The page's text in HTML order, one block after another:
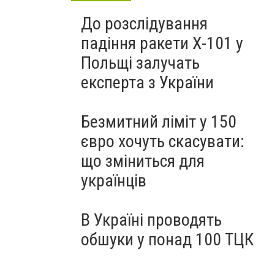
До розслідування
падіння ракети Х-101 у
Польщі залучать
експерта з України
Безмитний ліміт у 150
євро хочуть скасувати:
що зміниться для
українців
В Україні проводять
обшуки у понад 100 ТЦК